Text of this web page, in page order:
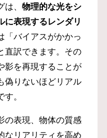
、 物理的な光をシ
に表現するレンダリ
「バイアスがかかっ
直訳できます。その
影を再現することが
偽りないほどリアル
。
の表現、物体の質感
なリアリティを高め